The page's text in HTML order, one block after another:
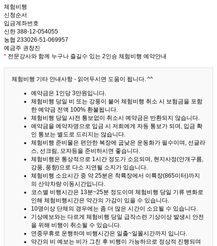
체험비행
신청순서
입금계좌번호
신한 388-12-054055
농협 233026-51-069957
예금주 권창진
* 전문강사와 함께 누구나 즐길수 있는 2인승 체험비행 예약안내
체험비행 기타 안내사항 - 읽어두시면 도움이 됩니다. ^^
예약금은 1인당 3만원입니다.
체험비행 당일 비 또는 강풍이 불어 체험비행 취소 시 보험금을 포함
한 예약금 전액 100% 환불됩니다.
체험비행 당일 사전 통보없이 취소시 예약금은 반환되지 않습니다.
예약금을 예약자명으로 입금 시 저희에게 자동 통보가 되며, 입금 확
인 통보는 별도로 드리지는 않습니다.
체험비행 준비물은 편안한 복장에 굽낮은 운동화가 필수이며, 선글라
스, 선크림, 모자등을 준비하시면 좋습니다.
체험비행은 통상적으로 1시간 정도가 소요되며, 현지사정(안개구름,
강풍, 풍향)으로 다소 지연될 소지가 있습니다.
체험비행 소요시간 중 약 25분은 착륙장에서 이륙장(865미터)까지
의 산악차량 이동시간입니다.
코스별 비행시간은 13분~25분 정도이며 체험비행 당일 기류 변화로
인해 체험비행시간은 약간의 가감이 있을 수 있습니다.
10명이상 단체의 경우에는 좀 더 많은 시간이 소요될 수 있습니다.
기상예보와는 다르게 체험비행 당일 급작스런 기상이상 발생시 안전
을 위해 비행이 취소될 수 있습니다.
연중무휴로 운행하며 비행시간은 일출~일몰시간까지 입니다.
약간의 비 예보는 비가 그친 후 비행이 가능하므로 정상적 진행되며